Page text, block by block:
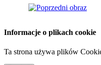
Informacje o plikach cookie
Ta strona używa plików